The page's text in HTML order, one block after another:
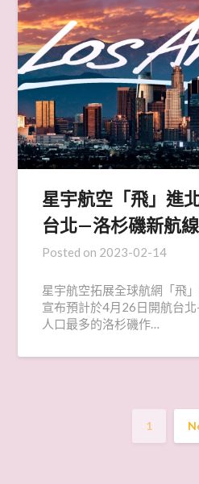
星宇航空「飛」進
台北—洛杉磯新航線
Posted on 2023-02-14
星宇航空拓展全球航網「飛
宣布預計於4月26日開航台
人口最多的洛杉磯作…
1